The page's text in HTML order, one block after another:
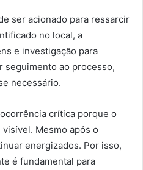
ser acionado para ressarcir
no local, a
e investigação para
seguimento ao processo,
necessário.
crítica porque o
Mesmo após o
energizados. Por isso,
é fundamental para